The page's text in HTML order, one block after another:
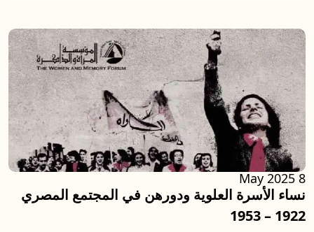
نساء الأسرة العلوية ودورهن في المجتمع المصري
1922 – 1953
8 May 2025